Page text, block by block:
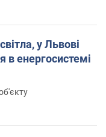
у Львові
в енергосистемі